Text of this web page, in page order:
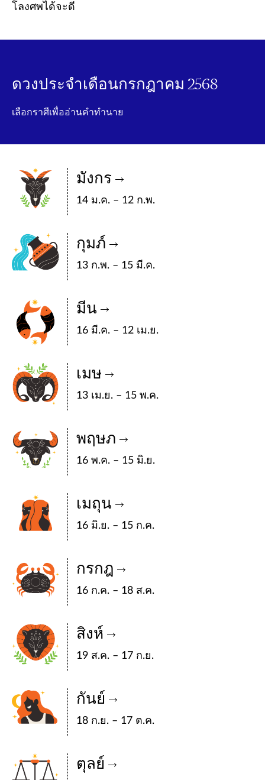
โลงศพได้จะดี
ดวงประจำเดือนกรกฎาคม 2568
เลือกราศีเพื่ออ่านคำทำนาย
มังกร
14 ม.ค. – 12 ก.พ.
กุมภ์
13 ก.พ. – 15 มี.ค.
มีน
16 มี.ค. – 12 เม.ย.
เมษ
13 เม.ย. – 15 พ.ค.
พฤษภ
16 พ.ค. – 15 มิ.ย.
เมถุน
16 มิ.ย. – 15 ก.ค.
กรกฎ
16 ก.ค. – 18 ส.ค.
สิงห์
19 ส.ค. – 17 ก.ย.
กันย์
18 ก.ย. – 17 ต.ค.
ตุลย์